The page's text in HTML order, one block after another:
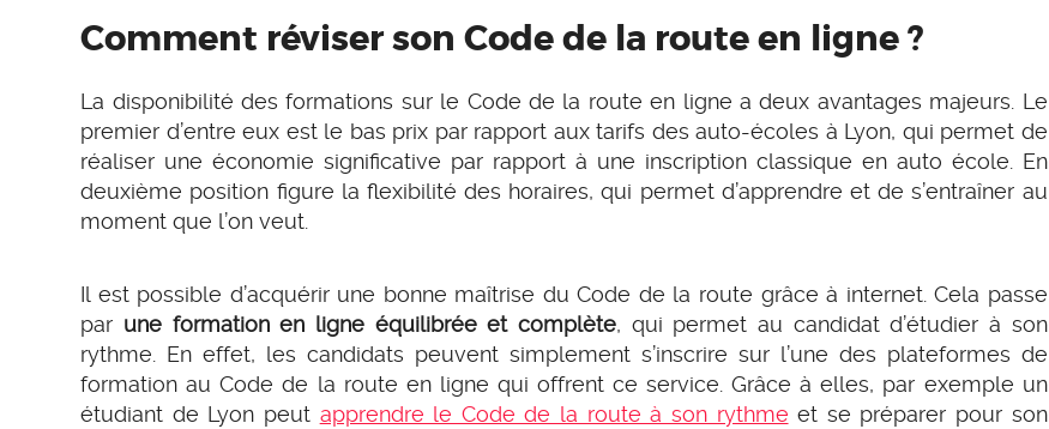
Comment réviser son Code de la route en ligne ?
La disponibilité des formations sur le Code de la route en ligne a deux avantages majeurs. Le
premier d’entre eux est le bas prix par rapport aux tarifs des auto-écoles à Lyon, qui permet de
réaliser une économie significative par rapport à une inscription classique en auto école. En
deuxième position figure la flexibilité des horaires, qui permet d’apprendre et de s’entraîner au
moment que l’on veut.
Il est possible d’acquérir une bonne maîtrise du Code de la route grâce à internet. Cela passe
par une formation en ligne équilibrée et complète, qui permet au candidat d’étudier à son
rythme. En effet, les candidats peuvent simplement s’inscrire sur l’une des plateformes de
formation au Code de la route en ligne qui offrent ce service. Grâce à elles, par exemple un
étudiant de Lyon peut apprendre le Code de la route à son rythme et se préparer pour son